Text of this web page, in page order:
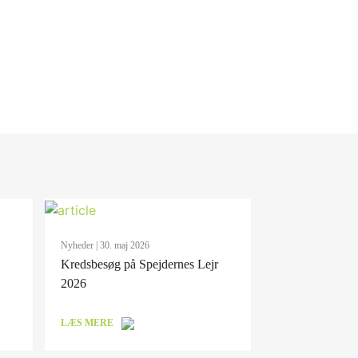
Nyheder| 30. maj 2026
Kredsbesøg på Spejdernes Lejr
2026
LÆS MERE